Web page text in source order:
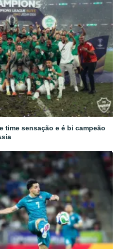
time sensação e é bi campeão